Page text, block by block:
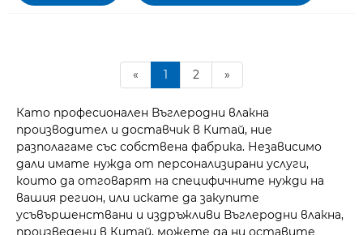
« 1 2 »
Като професионален Въглеродни влакна
производител и доставчик в Китай, ние
разполагаме със собствена фабрика. Независимо
дали имате нужда от персонализирани услуги,
които да отговарят на специфичните нужди на
вашия регион, или искате да закупите
усъвършенствани и издръжливи Въглеродни влакна,
произведени в Китай, можете да ни оставите